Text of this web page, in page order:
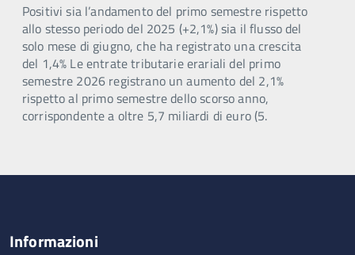
Positivi sia l’andamento del primo semestre rispetto
allo stesso periodo del 2025 (+2,1%) sia il flusso del
solo mese di giugno, che ha registrato una crescita
del 1,4% Le entrate tributarie erariali del primo
semestre 2026 registrano un aumento del 2,1%
rispetto al primo semestre dello scorso anno,
corrispondente a oltre 5,7 miliardi di euro (5.
Informazioni